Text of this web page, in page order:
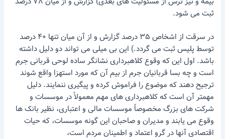
ثبت می شود.
در سرقت از اشخاص ۳۵ درصد گزارش و از آن میان تنها ۴۰ درصد
توسط پلیس ثبت می گردد.) این بی میلی می تواند دو دلیل داشته
باشد. اول این که وقوع کلاهبرداری نشانگر ساده لوحی قربانی جرم
است و چه بسا قربانیان جرم از بیم آن که مورد استهزا واقع شوند
ترجیح دهند که موضوع را فراموش کرده و پیگیری ننمایند. دلیل
مهمتر آن است که کلاهبرداری های مهم معمولاً در موسسات و
شرکت های بزرگ مخصوصاً موسسات مالی و اعتباری، نظیر بانک ها
وقوع می یابند و مدیران و صاحبان این گونه موسسات، که حیات
اقتصادی آنها در گرو اعتماد و اطمینان مردم است،